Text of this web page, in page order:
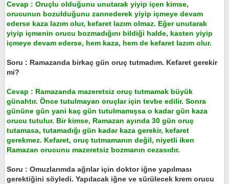
Cevap : Oruçlu olduğunu unutarak yiyip içen kimse,
orucunun bozulduğunu zannederek yiyip içmeye devam
ederse kaza lazım olur, kefaret lazım olmaz. Eğer unutarak
yiyip içmenin orucu bozmadığını bildiği halde, kasten yiyip
içmeye devam ederse, hem kaza, hem de kefaret lazım olur.
Soru : Ramazanda birkaç gün oruç tutmadım. Kefaret gerekir
mi?
Cevap : Ramazanda mazeretsiz oruç tutmamak büyük
günahtır. Önce tutulmayan oruçlar için tevbe edilir. Sonra
gününe gün yani kaç gün tutulmamışsa o kadar gün kaza
orucu tutulur. Bir kimse, Ramazan ayında 30 gün oruç
tutamasa, tutamadığı gün kadar kaza gerekir, kefaret
gerekmez. Kefaret, oruç tutmamanın değil, niyetli iken
Ramazan orucunu mazeretsiz bozmanın cezasıdır.
Soru : Omuzlarımda ağrılar için doktor iğne yapılması
gerektiğini söyledi. Yapılacak iğne ve sürülecek krem orucu